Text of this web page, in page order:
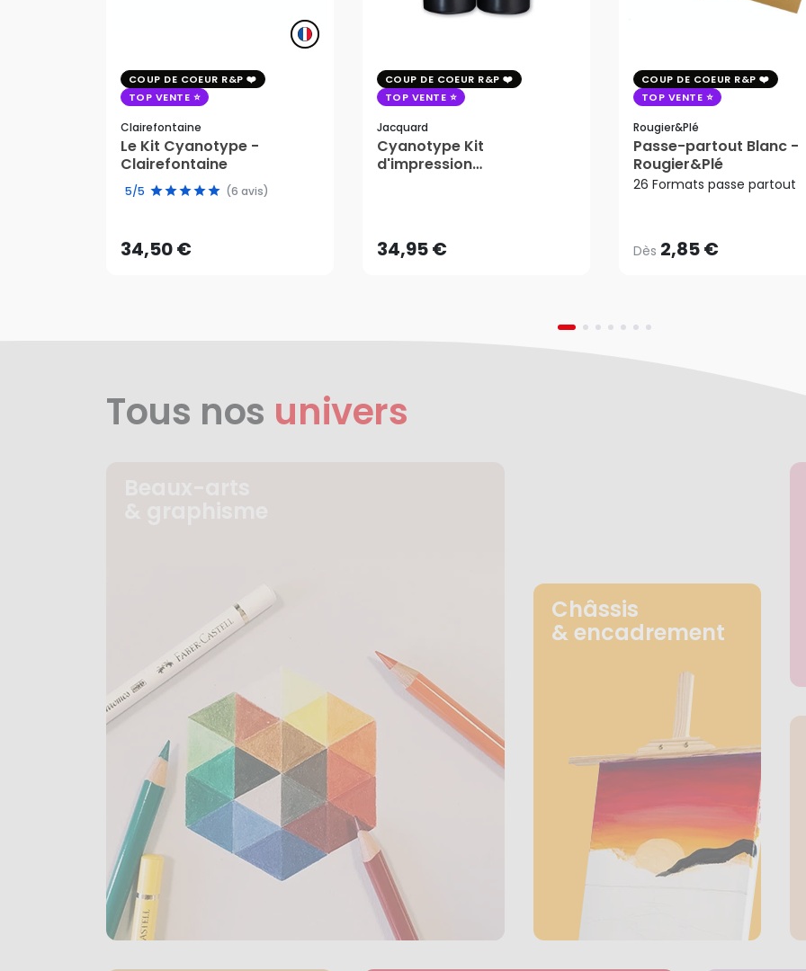
COUP DE COEUR R&P
TOP VENTE
Clairefontaine
Le Kit Cyanotype -
Clairefontaine
5/5 (6 avis)
34,50 €
34,50 €
AJOUTER AU PANIER
COUP DE COEUR R&P
TOP VENTE
Jacquard
Cyanotype Kit
d'impression
34,95 €AJOUTER AU PANIER
COUP DE COEUR R&P
TOP VENTE
Rougier&plé
Passe-partout Blanc -
Rougier&Plé
26 Formats passe partout
Dès 2,85 €
Dès2,85 €
Tous nos univers
Châssis
& encadrement